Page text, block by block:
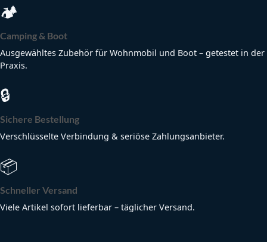
🏕
Camping & Boot
Ausgewähltes Zubehör für Wohnmobil und Boot – getestet in der
Praxis.
🔒
Sichere Bestellung
Verschlüsselte Verbindung & seriöse Zahlungsanbieter.
📦
Schneller Versand
Viele Artikel sofort lieferbar – täglicher Versand.